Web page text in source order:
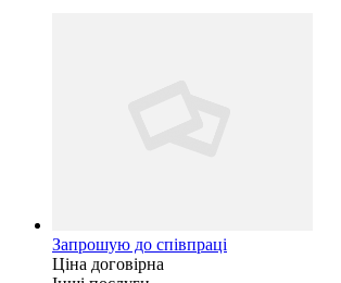
Запрошую до співпраці
Ціна договірна